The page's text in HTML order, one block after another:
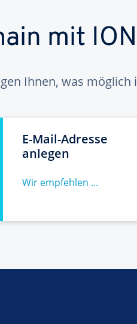
mit
Ihnen, was möglich
E-Mail-Adresse
anlegen
Wir empfehlen ...